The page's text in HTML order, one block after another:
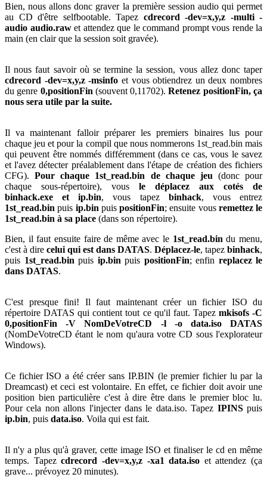
Bien, nous allons donc graver la première session audio qui permet
au CD d'être selfbootable. Tapez cdrecord -dev=x,y,z -multi -
audio audio.rawet attendez que le command prompt vous rende la
main (en clair que la session soit gravée).
Il nous faut savoir où se termine la session, vous allez donc taper
cdrecord -dev=x,y,z -msinfo et vous obtiendrez un deux nombres
du genre 0,positionFin (souvent 0,11702).Retenez positionFin, ça
nous sera utile par la suite.
Il va maintenant falloir préparer les premiers binaires lus pour
chaque jeu et pour la compil que nous nommerons 1st_read.bin mais
qui peuvent être nommés différemment (dans ce cas, vous le savez
et l'avez détecter préalablement dans l'étape de création des fichiers
CFG).Pour chaque 1st_read.bin de chaque jeu (donc pour
chaque sous-répertoire), vous le déplacez aux cotés de
binhack.exe et ip.bin, vous tapez binhack, vous entrez
1st_read.bin puis ip.bin puis positionFin; ensuite vous remettez le
1st_read.bin à sa place (dans son répertoire).
Bien, il faut ensuite faire de même avec le 1st_read.bin du menu,
c'est à dire celui qui est dans DATAS. Déplacez-le, tapez binhack,
puis 1st_read.bin puis ip.bin puis positionFin; enfin replacez le
dans DATAS.
C'est presque fini! Il faut maintenant créer un fichier ISO du
répertoire DATAS qui contient tout ce qu'il faut. Tapez mkisofs -C
0,positionFin -V NomDeVotreCD -l -o data.iso DATAS
(NomDeVotreCD étant le nom qu'aura votre CD sous l'explorateur
Windows).
Ce fichier ISO a été créer sans IP.BIN (le premier fichier lu par la
Dreamcast) et ceci est volontaire. En effet, ce fichier doit avoir une
position bien particulière c'est à dire être dans le premier bloc lu.
Pour cela non allons l'injecter dans le data.iso. Tapez IPINSpuis
ip.bin, puis data.iso. Voila qui est fait.
Il n'y a plus qu'à graver, cette image ISO et finaliser le cd en même
temps. Tapezcdrecord -dev=x,y,z -xa1 data.iso et attendez (ça
grave... prévoyez 20 minutes).